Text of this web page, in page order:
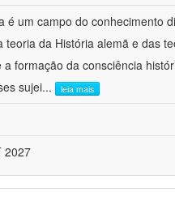
é um campo do conhecimento
da História alemã e das
formação da consciência
sujei... leia mais
2027